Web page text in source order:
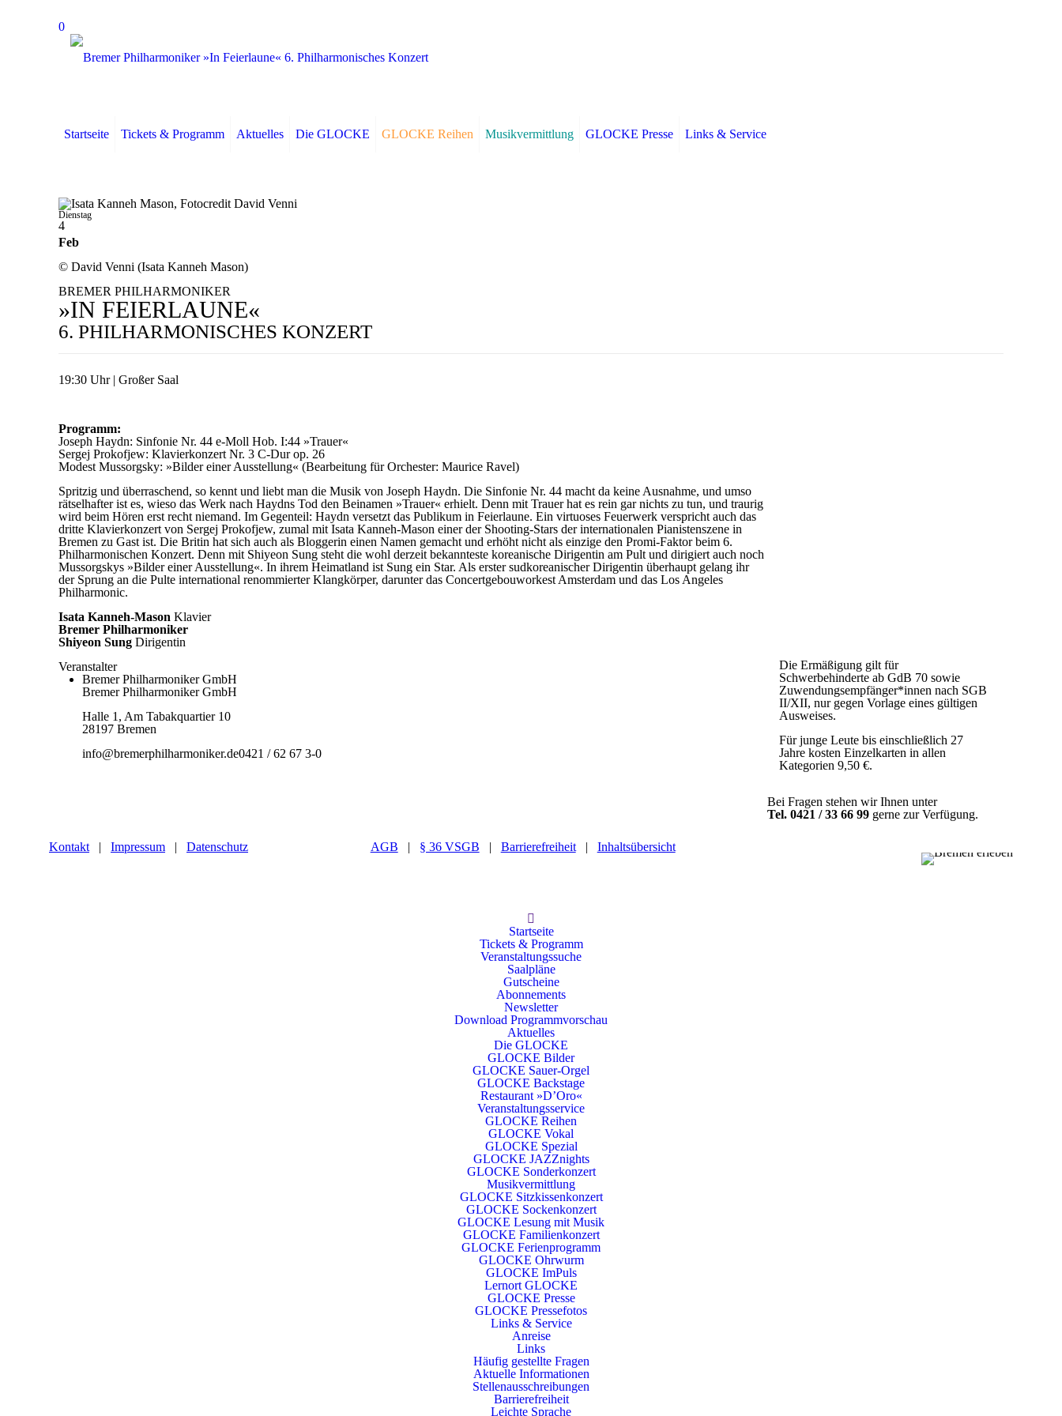
0
Startseite Tickets & Programm Aktuelles Die GLOCKE GLOCKE Reihen Musikvermittlung GLOCKE Presse Links & Service
Dienstag
4
Feb
© David Venni (Isata Kanneh Mason)
BREMER PHILHARMONIKER
»IN FEIERLAUNE«
6. PHILHARMONISCHES KONZERT
19:30 Uhr | Großer Saal
Programm:
Joseph Haydn: Sinfonie Nr. 44 e-Moll Hob. I:44 »Trauer«
Sergej Prokofjew: Klavierkonzert Nr. 3 C-Dur op. 26
Modest Mussorgsky: »Bilder einer Ausstellung« (Bearbeitung für Orchester: Maurice Ravel)
Spritzig und überraschend, so kennt und liebt man die Musik von Joseph Haydn. Die Sinfonie Nr. 44 macht da keine Ausnahme, und umso
rätselhafter ist es, wieso das Werk nach Haydns Tod den Beinamen »Trauer« erhielt. Denn mit Trauer hat es rein gar nichts zu tun, und traurig
wird beim Hören erst recht niemand. Im Gegenteil: Haydn versetzt das Publikum in Feierlaune. Ein virtuoses Feuerwerk verspricht auch das
dritte Klavierkonzert von Sergej Prokofjew, zumal mit Isata Kanneh-Mason einer der Shooting-Stars der internationalen Pianistenszene in
Bremen zu Gast ist. Die Britin hat sich auch als Bloggerin einen Namen gemacht und erhöht nicht als einzige den Promi-Faktor beim 6.
Philharmonischen Konzert. Denn mit Shiyeon Sung steht die wohl derzeit bekannteste koreanische Dirigentin am Pult und dirigiert auch noch
Mussorgskys »Bilder einer Ausstellung«. In ihrem Heimatland ist Sung ein Star. Als erster sudkoreanischer Dirigentin überhaupt gelang ihr
der Sprung an die Pulte international renommierter Klangkörper, darunter das Concertgebouworkest Amsterdam und das Los Angeles
Philharmonic.
Isata Kanneh-Mason Klavier
Bremer Philharmoniker
Shiyeon Sung Dirigentin
Veranstalter
Bremer Philharmoniker GmbH
Bremer Philharmoniker GmbH
Halle 1, Am Tabakquartier 10
28197 Bremen
info@bremerphilharmoniker.de0421 / 62 67 3-0
Die Ermäßigung gilt für
Schwerbehinderte ab GdB 70 sowie
Zuwendungsempfänger*innen nach SGB
II/XII, nur gegen Vorlage eines gültigen
Ausweises.
Für junge Leute bis einschließlich 27
Jahre kosten Einzelkarten in allen
Kategorien 9,50 €.
Bei Fragen stehen wir Ihnen unter
Tel. 0421 / 33 66 99 gerne zur Verfügung.
Kontakt | Impressum | Datenschutz AGB | § 36 VSGB | Barrierefreiheit| Inhaltsübersicht
Startseite
Tickets & Programm
Veranstaltungssuche
Saalpläne
Gutscheine
Abonnements
Newsletter
Download Programmvorschau
Aktuelles
Die GLOCKE
GLOCKE Bilder
GLOCKE Sauer-Orgel
GLOCKE Backstage
Restaurant »D’Oro«
Veranstaltungsservice
GLOCKE Reihen
GLOCKE Vokal
GLOCKE Spezial
GLOCKE JAZZnights
GLOCKE Sonderkonzert
Musikvermittlung
GLOCKE Sitzkissenkonzert
GLOCKE Sockenkonzert
GLOCKE Lesung mit Musik
GLOCKE Familienkonzert
GLOCKE Ferienprogramm
GLOCKE Ohrwurm
GLOCKE ImPuls
Lernort GLOCKE
GLOCKE Presse
GLOCKE Pressefotos
Links & Service
Anreise
Links
Häufig gestellte Fragen
Aktuelle Informationen
Stellenausschreibungen
Barrierefreiheit
Leichte Sprache